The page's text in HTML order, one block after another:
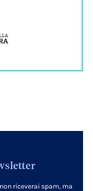
riceverai spam, ma